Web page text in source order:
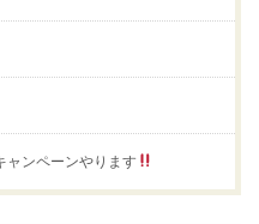
ャンペーンやります